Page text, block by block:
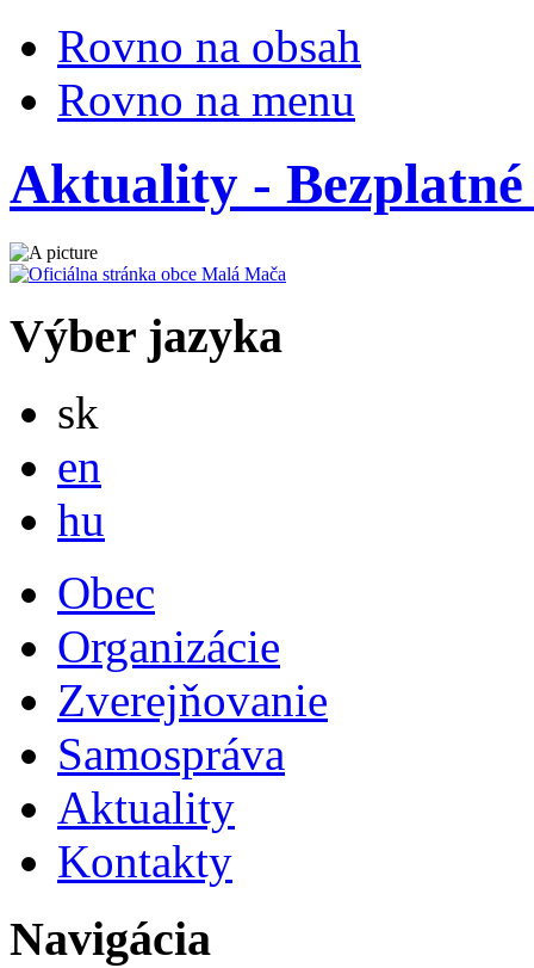
Rovno na obsah
Rovno na menu
Aktuality -
Výber jazyka
sk
en
hu
Obec
Organizácie
Zverejňovanie
Samospráva
Aktuality
Kontakty
Navigácia